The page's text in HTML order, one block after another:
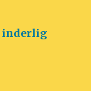
inderlig